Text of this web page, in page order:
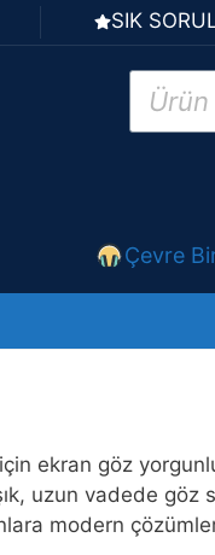
SIK
Products
search
Çevre
ekran göz
uzun vadede göz
modern